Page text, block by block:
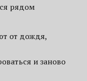
рядом
от дождя,
и заново